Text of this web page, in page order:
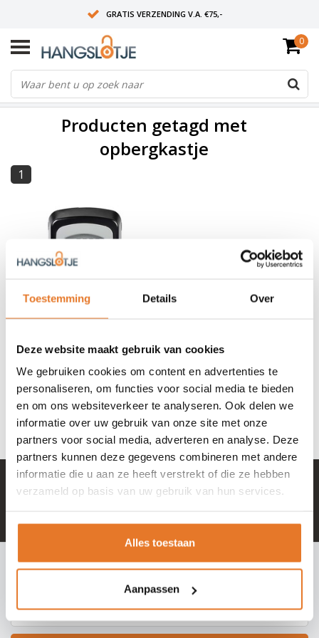
Toestemming Details Over
Deze website maakt gebruik van cookies
We gebruiken cookies om content en advertenties te
personaliseren, om functies voor social media te bieden
en om ons websiteverkeer te analyseren. Ook delen we
informatie over uw gebruik van onze site met onze
partners voor social media, adverteren en analyse. Deze
partners kunnen deze gegevens combineren met andere
informatie die u aan ze heeft verstrekt of die ze hebben
verzameld op basis van uw gebruik van hun services.
Alles toestaan
Aanpassen
GRATIS VERZENDING V.A. €75,-
OP WERKDAGEN VOOR 15:00 BESTELD? VOLGENDE DAG OP SLOT!
ALLES UIT VOORRAAD
0
Producten getagd met
opbergkastje
1
met cijfers -
Veiligheidskastje
35,95
Nog niet gewaardeerd
OP VOORRAAD
+ 100.000 tevreden klanten in NL & BE
INSCHRIJVEN NIEUWSBRIEF
Meld je nu aan voor extra informatie of nieuwe producten